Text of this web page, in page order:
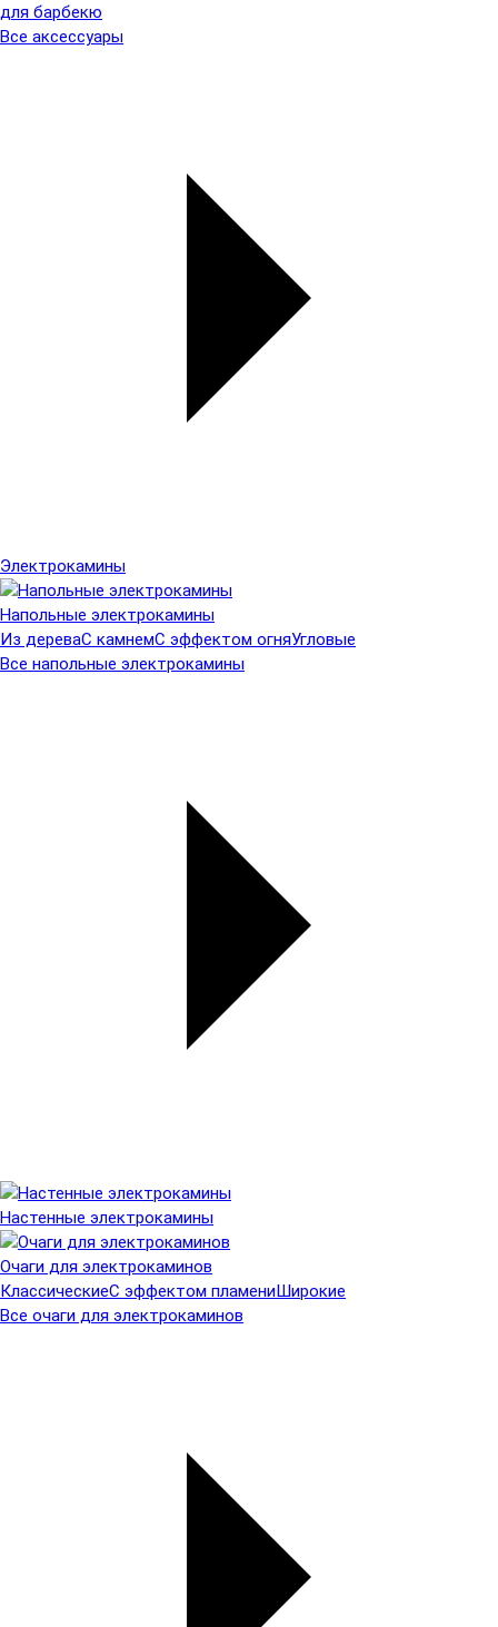
для барбекю
Все аксессуары
Электрокамины
Напольные электрокамины
Из дереваС камнемС эффектом огняУгловые
Все напольные электрокамины
Настенные электрокамины
Очаги для электрокаминов
КлассическиеС эффектом пламениШирокие
Все очаги для электрокаминов